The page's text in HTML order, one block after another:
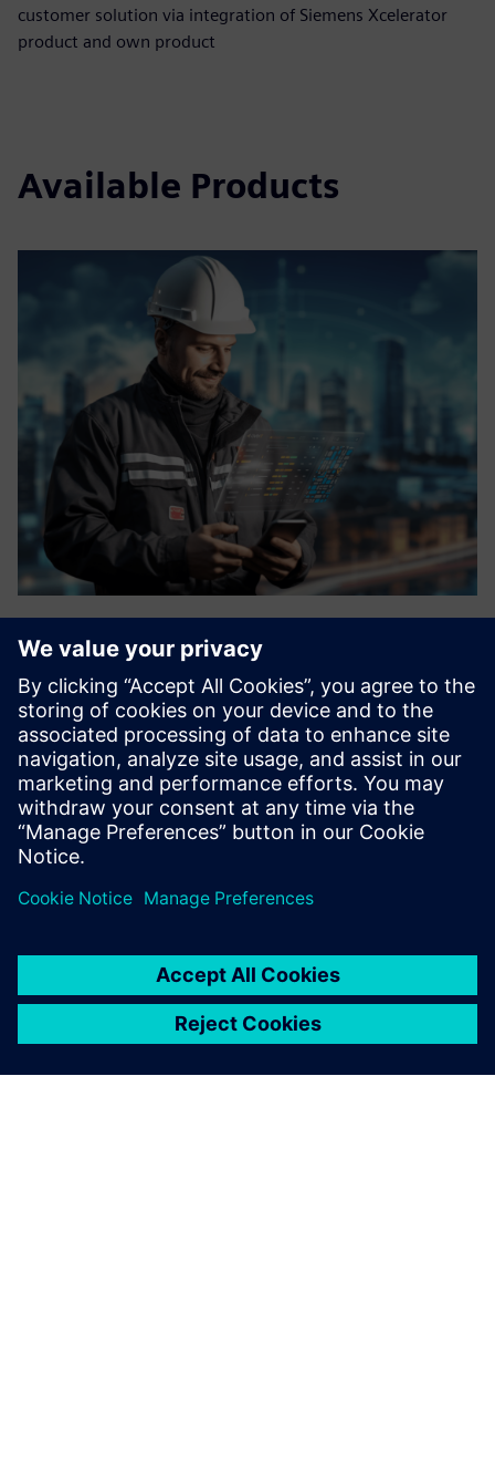
customer solution via integration of Siemens Xcelerator
product and own product
Available Products
Next-Gen FSM Platform
OverIT podržava operatere, inženjere i tehničare koji im
pomažu u rešavanju grešaka, zadacima održavanja i
praćenju rada. OveriT vodi kupce ka budućnosti terenske
usluge, neometano se integrišući sa njihovim CRM, ERP,
upravljanjem...
Saznajte više